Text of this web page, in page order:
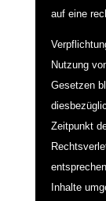
auf eine
Nutzung
Gesetzen
Zeitpunkt
Inhalte